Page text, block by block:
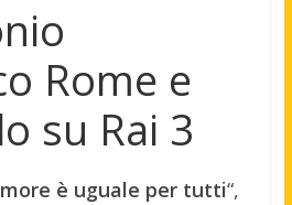
Rome e
su Rai 3
è uguale per tutti“,